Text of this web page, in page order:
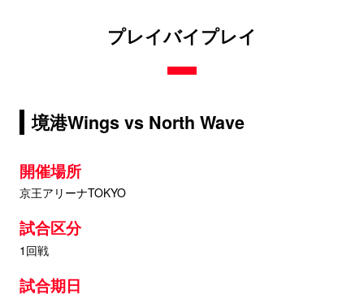
プレイバイプレイ
境港Wings vs North Wave
開催場所
京王アリーナTOKYO
試合区分
1回戦
試合期日